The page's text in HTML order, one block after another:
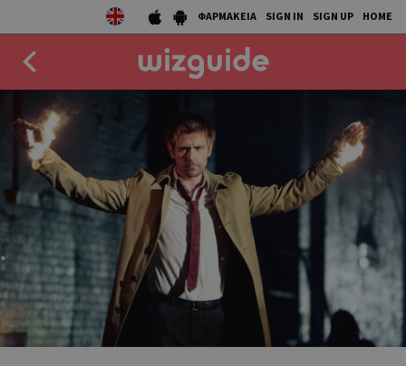
ΦΑΡΜΑΚΕΙΑ SIGN IN SIGN UP HOME
DRINK
50 BEST
AGENDA
COLLECTIONS
STORIES